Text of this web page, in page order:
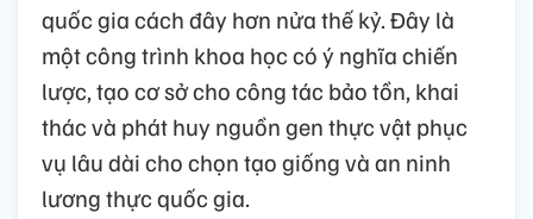
quốc gia cách đây hơn nửa thế kỷ. Đây là
một công trình khoa học có ý nghĩa chiến
lược, tạo cơ sở cho công tác bảo tồn, khai
thác và phát huy nguồn gen thực vật phục
vụ lâu dài cho chọn tạo giống và an ninh
lương thực quốc gia.